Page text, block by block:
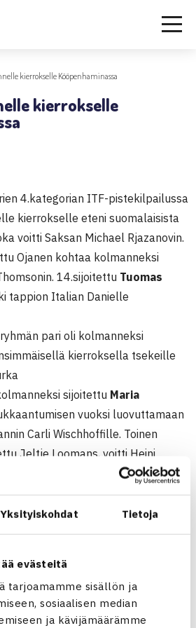
Yksityiskohdat Tietoja
evästeitä
tarjoamamme sisällön ja
sosiaalisen median
ja kävijämäärämme
kierrokselle Kööpenhaminassa
kierrokselle
4.kategorian ITF-pistekilpailussa
kierrokselle eteni suomalaisista
voitti Saksan Michael Rjazanovin.
Ojanen kohtaa kolmanneksi
14.sijoitettu Tuomas
tappion Italian Danielle
pari oli kolmanneksi
kierroksella tsekeille
sijoitettu Maria
vuoksi luovuttamaan
Carli Wischhoffille. Toinen
Jeltje Loomans, voitti Heini
luovutuksen vuoksi tytöt joutuivat
ITF-pistekilpailu
Italia – Tuomas Manner
(16.) – Michael Rjazanov